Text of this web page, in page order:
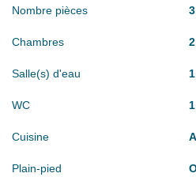
Nombre pièces 3
Chambres 2
Salle(s) d'eau 1
WC 1
Cuisine
Plain-pied